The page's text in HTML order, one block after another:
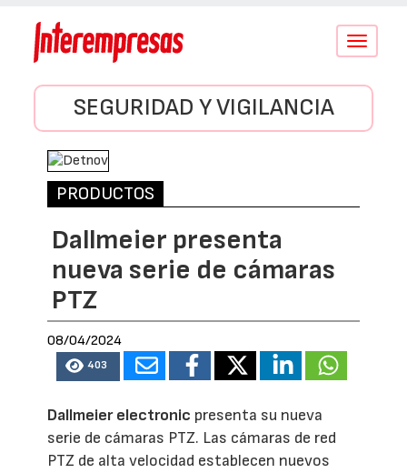
Conmutar
SEGURIDAD Y VIGILANCIA
PRODUCTOS
Dallmeier presenta
nueva serie de cámaras
PTZ
08/04/2024
403
Dallmeier electronic presenta su nueva
serie de cámaras PTZ. Las cámaras de red
PTZ de alta velocidad establecen nuevos